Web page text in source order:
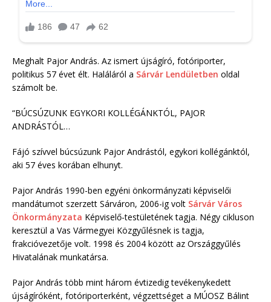
Meghalt Pajor András. Az ismert újságíró, fotóriporter,
politikus 57 évet élt. Haláláról a Sárvár Lendületben oldal
számolt be.
“BÚCSÚZUNK EGYKORI KOLLÉGÁNKTÓL, PAJOR
ANDRÁSTÓL…
Fájó szívvel búcsúzunk Pajor Andrástól, egykori kollégánktól,
aki 57 éves korában elhunyt.
Pajor András 1990-ben egyéni önkormányzati képviselői
mandátumot szerzett Sárváron, 2006-ig volt Sárvár Város
Önkormányzata Képviselő-testületének tagja. Négy cikluson
keresztül a Vas Vármegyei Közgyűlésnek is tagja,
frakcióvezetője volt. 1998 és 2004 között az Országgyűlés
Hivatalának munkatársa.
Pajor András több mint három évtizedig tevékenykedett
újságíróként, fotóriporterként, végzettséget a MÚOSZ Bálint